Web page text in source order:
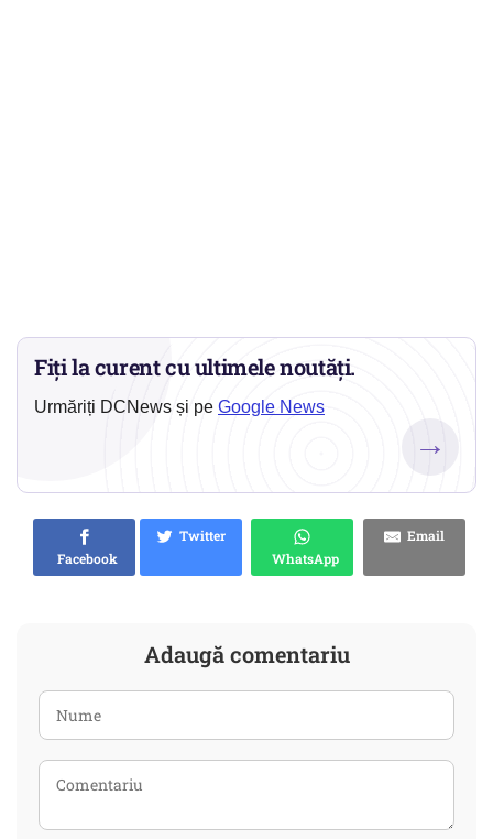
Fiți la curent cu ultimele noutăți.
Urmăriți DCNews și pe Google News
→
Facebook
Twitter
WhatsApp
Email
Adaugă comentariu